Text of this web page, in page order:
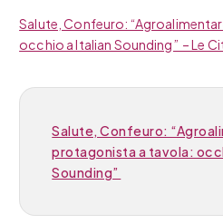
Salute, Confeuro:
occhio a Italian Sounding” – Le
Salute, Confeuro:
protagonista a tavola:
Sounding”